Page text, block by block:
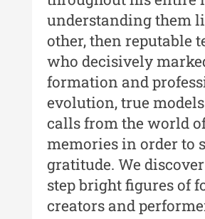
Buletinul Muzeului
Tehnicii ”Ștefan
XV / Nr. 15 / 2021
Buletinul Muzeului
Tehnicii ”Ștefan
XIV / Nr. 14 / 2020
Buletinul Muzeului
Tehnicii ”Ștefan
XII / Nr. 13 / 2019
Indexul Complet
understanding them
other, then reputable
who decisively
formation and
evolution, true
calls from the world
memories in order to
gratitude. We
step bright figures of
creators and